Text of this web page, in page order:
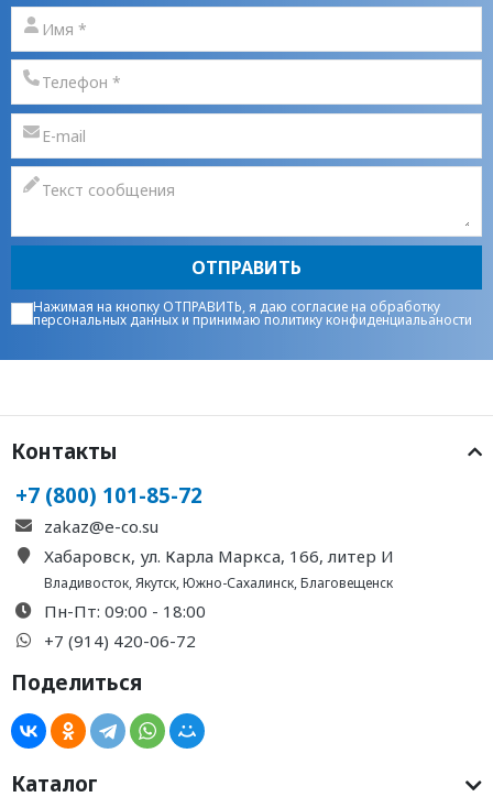
ОТПРАВИТЬ
Нажимая на кнопку ОТПРАВИТЬ, я даю согласие на обработку
персональных данныхи принимаюполитику конфиденциальаности
Контакты
+7 (800) 101-85-72
zakaz@e-co.su
Хабаровск, ул. Карла Маркса, 166, литер И
Владивосток,Якутск,Южно-Сахалинск,Благовещенск
Пн-Пт: 09:00 - 18:00
+7 (914) 420-06-72
Поделиться
Каталог